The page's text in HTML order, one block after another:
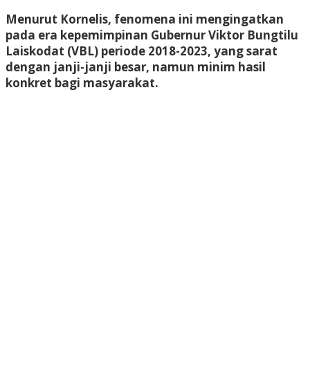
Menurut Kornelis, fenomena ini mengingatkan
pada era kepemimpinan Gubernur Viktor Bungtilu
Laiskodat (VBL) periode 2018-2023, yang sarat
dengan janji-janji besar, namun minim hasil
konkret bagi masyarakat.